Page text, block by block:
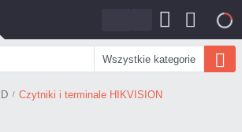
Wszystkie kategorie
Czytniki i terminale HIKVISION